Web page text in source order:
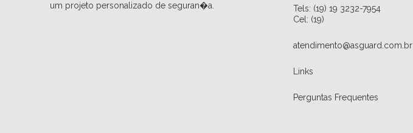
um projeto personalizado de seguran�a.
Tels: (19) 19 3232-7954
Cel: (19)
atendimento@asguard.com.br
Links
Perguntas Frequentes